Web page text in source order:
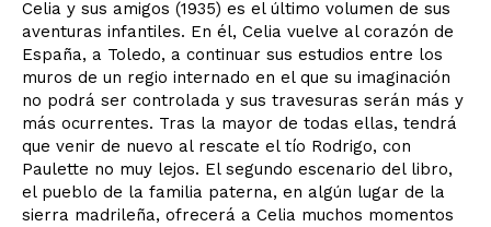
Celia y sus amigos (1935) es el último volumen de sus
aventuras infantiles. En él, Celia vuelve al corazón de
España, a Toledo, a continuar sus estudios entre los
muros de un regio internado en el que su imaginación
no podrá ser controlada y sus travesuras serán más y
más ocurrentes. Tras la mayor de todas ellas, tendrá
que venir de nuevo al rescate el tío Rodrigo, con
Paulette no muy lejos. El segundo escenario del libro,
el pueblo de la familia paterna, en algún lugar de la
sierra madrileña, ofrecerá a Celia muchos momentos